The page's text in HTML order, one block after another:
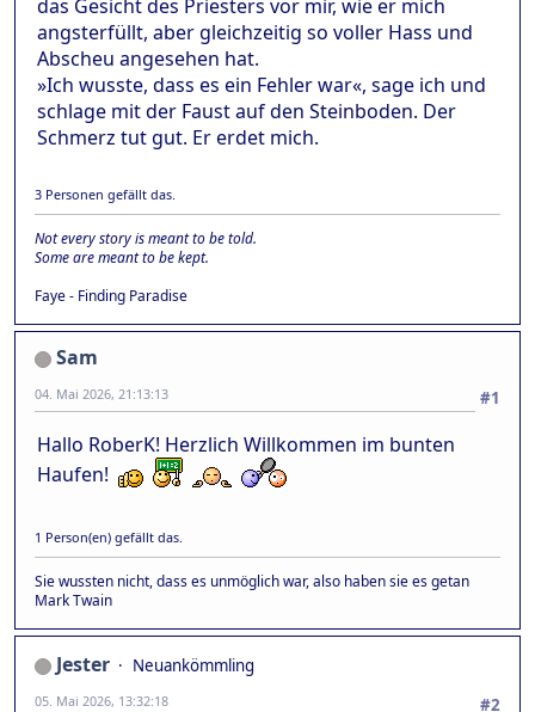
das Gesicht des Priesters vor mir, wie er mich
angsterfüllt, aber gleichzeitig so voller Hass und
Abscheu angesehen hat.
»Ich wusste, dass es ein Fehler war«, sage ich und
schlage mit der Faust auf den Steinboden. Der
Schmerz tut gut. Er erdet mich.
3 Personen gefällt das.
Not every story is meant to be told.
Some are meant to be kept.
Faye - Finding Paradise
Sam
#1
04. Mai 2026, 21:13:13
Hallo RoberK! Herzlich Willkommen im bunten
Haufen!
1 Person(en) gefällt das.
Sie wussten nicht, dass es unmöglich war, also haben sie es getan
Mark Twain
Jester
Neuankömmling
#2
05. Mai 2026, 13:32:18